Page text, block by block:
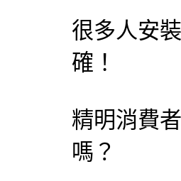
很多人安
確！
精明消費
嗎？